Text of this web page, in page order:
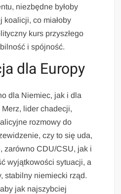
niezbędne byłoby
koalicji, co miałoby
kurs przyszłego
i spójność.
dla Europy
dla Niemiec, jak i dla
Merz, lider chadecji,
rozmowy do
czy to się uda,
zarówno CDU/CSU, jak i
wyjątkowości sytuacji, a
stabilny niemiecki rząd.
jak najszybciej